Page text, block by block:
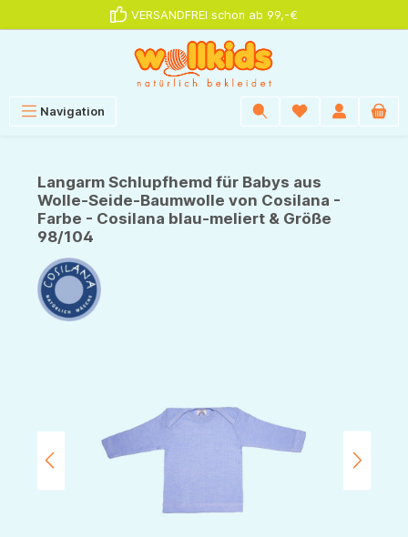
VERSANDFREI schon ab 99,-€
Navigation
Langarm Schlupfhemd für Babys aus
Wolle-Seide-Baumwolle von Cosilana -
Farbe - Cosilana blau-meliert & Größe
98/104